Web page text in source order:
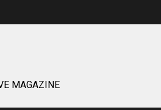
MAGAZINE